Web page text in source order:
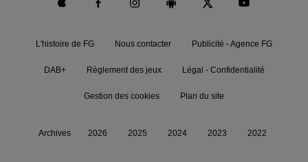
L'histoire de FG Nous contacter Publicité - Agence FG
DAB+ Règlement des jeux Légal - Confidentialité
Gestion des cookies Plan du site
Archives 2026 2025 2024 2023 2022